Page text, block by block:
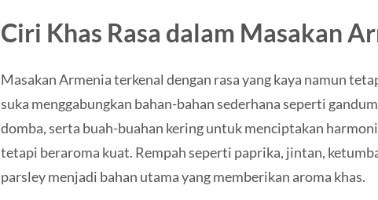
Ciri Khas Rasa dalam Masakan
Masakan Armenia terkenal dengan rasa yang kaya namun
suka menggabungkan bahan-bahan sederhana seperti
domba, serta buah-buahan kering untuk menciptakan
tetapi beraroma kuat. Rempah seperti paprika, jintan,
parsley menjadi bahan utama yang memberikan aroma khas.